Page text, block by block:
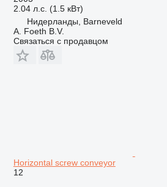
2.04 л.с. (1.5 кВт)
Нидерланды, Barneveld
A. Foeth B.V.
Связаться с продавцом
Horizontal screw conveyor
12